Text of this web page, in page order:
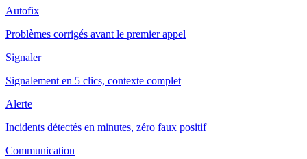
Autofix
Problèmes corrigés avant le premier appel
Signaler
Signalement en 5 clics, contexte complet
Alerte
Incidents détectés en minutes, zéro faux positif
Communication